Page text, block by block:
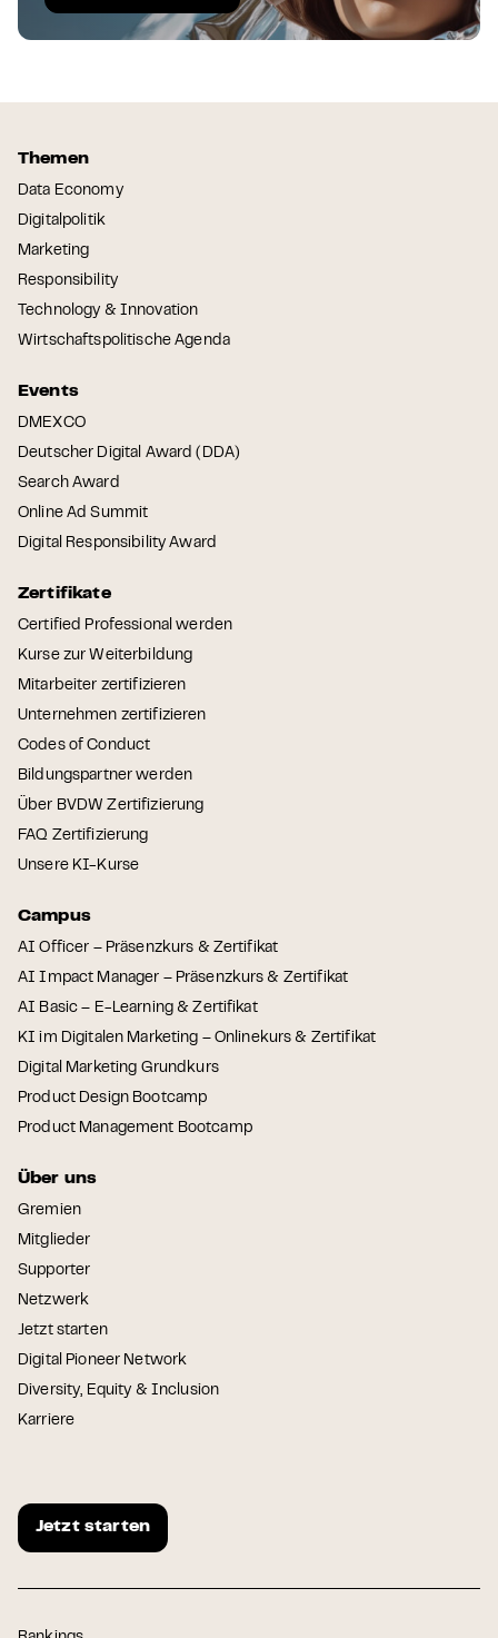
Themen
Data Economy
Digitalpolitik
Marketing
Responsibility
Technology & Innovation
Wirtschaftspolitische Agenda
Events
DMEXCO
Deutscher Digital Award (DDA)
Search Award
Online Ad Summit
Digital Responsibility Award
Zertifikate
Certified Professional werden
Kurse zur Weiterbildung
Mitarbeiter zertifizieren
Unternehmen zertifizieren
Codes of Conduct
Bildungspartner werden
Über BVDW Zertifizierung
FAQ Zertifizierung
Unsere KI-Kurse
Campus
AI Officer – Präsenzkurs & Zertifikat
AI Impact Manager – Präsenzkurs & Zertifikat
AI Basic – E-Learning & Zertifikat
KI im Digitalen Marketing – Onlinekurs & Zertifikat
Digital Marketing Grundkurs
Product Design Bootcamp
Product Management Bootcamp
Über uns
Gremien
Mitglieder
Supporter
Netzwerk
Jetzt starten
Digital Pioneer Network
Diversity, Equity & Inclusion
Karriere
Jetzt starten